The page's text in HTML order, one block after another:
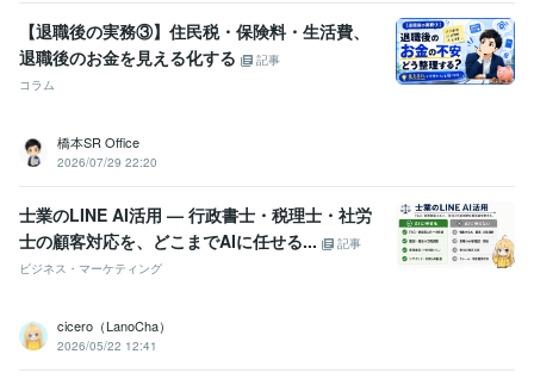
【退職後の実務③】住民税・保険料・生活費、
退職後のお金を見える化する
記事
コラム
橋本SR Office
2026/07/29 22:20
士業のLINE AI活用 — 行政書士・税理士・社労
士の顧客対応を、どこまでAIに任せる...
記事
ビジネス・マーケティング
cicero（LanoCha）
2026/05/22 12:41